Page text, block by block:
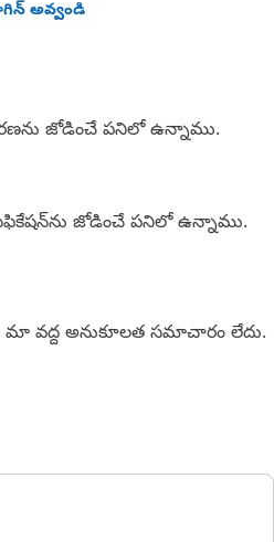
అవ్వండి
జోడించే పనిలో ఉన్నాము.
జోడించే పనిలో ఉన్నాము.
మా వద్ద అనుకూలత సమాచారం లేదు.